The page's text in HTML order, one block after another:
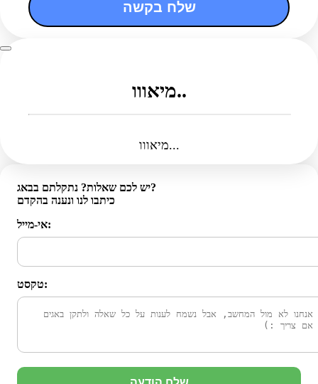
שלח בקשה
מיאווו..
מיאווו...
יש לכם שאלות? נתקלתם בבאג?
כיתבו לנו ונענה בהקדם
אי-מייל:
טקסט: